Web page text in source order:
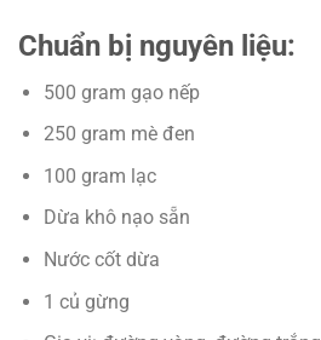
Chuẩn bị nguyên liệu:
500 gram gạo nếp
250 gram mè đen
100 gram lạc
Dừa khô nạo sẵn
Nước cốt dừa
1 củ gừng